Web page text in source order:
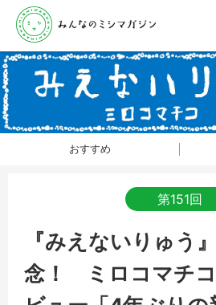
おすすめ
第151回
『みえないりゅう
念！ ミロコマチ